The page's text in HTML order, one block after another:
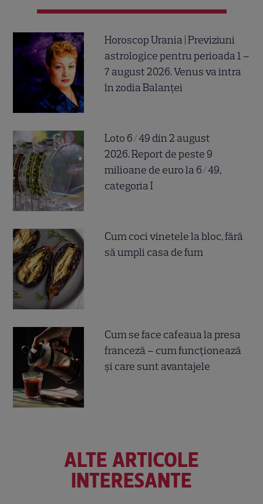
Horoscop Urania | Previziuni
astrologice pentru perioada 1 –
7 august 2026. Venus va intra
în zodia Balanței
Loto 6/49 din 2 august
2026. Report de peste 9
milioane de euro la 6/49,
categoria I
Cum coci vinetele la bloc, fără
să umpli casa de fum
Cum se face cafeaua la presa
franceză – cum funcționează
și care sunt avantajele
ALTE ARTICOLE
INTERESANTE